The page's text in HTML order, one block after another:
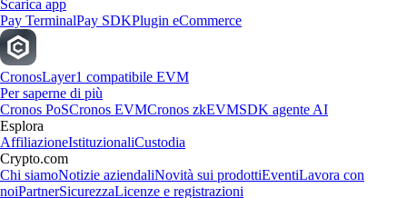
Scarica app
Pay TerminalPay SDKPlugin eCommerce
CronosLayer1 compatibile EVM
Per saperne di più
Cronos PoSCronos EVMCronos zkEVMSDK agente AI
Esplora
AffiliazioneIstituzionaliCustodia
Crypto.com
Chi siamoNotizie aziendaliNovità sui prodottiEventiLavora con
noiPartnerSicurezzaLicenze e registrazioni